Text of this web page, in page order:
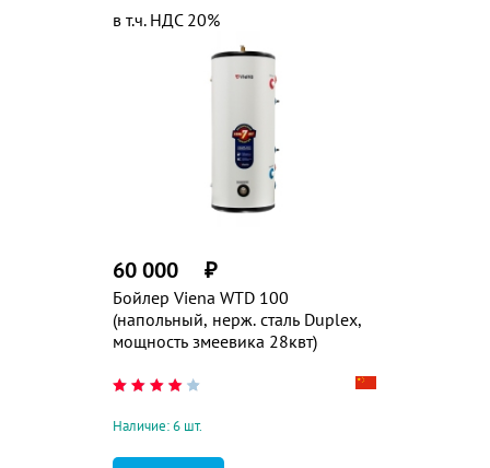
Бойлер Viena WTD 100
(напольный, нерж. сталь Duplex,
мощность змеевика 28квт)
60 000 ₽
в т.ч. НДС 20%
Наличие: 6 шт.